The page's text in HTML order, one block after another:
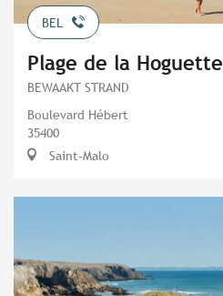
BEL
Plage de la Hoguette
BEWAAKT STRAND
Boulevard Hébert
35400
Saint-Malo